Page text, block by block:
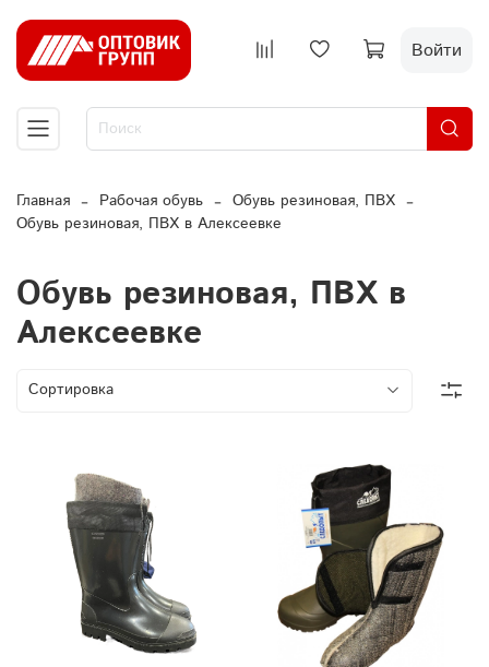
Войти
Главная Рабочая обувь
Обувь резиновая, ПВХ
Обувь резиновая, ПВХ в Алексеевке
Обувь резиновая, ПВХ в
Алексеевке